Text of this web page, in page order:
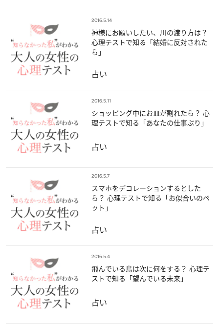
2016.5.14
神様にお願いしたい、川の渡り方は？
心理テストで知る「結婚に反対された
ら」
占い
2016.5.11
ショッピング中にお皿が割れたら？ 心
理テストで知る「あなたの仕事ぶり」
占い
2016.5.7
スマホをデコレーションするとした
ら？ 心理テストで知る「お似合いのペ
ット」
占い
2016.5.4
飛んでいる鳥は次に何をする？ 心理テ
ストで知る「望んでいる未来」
占い